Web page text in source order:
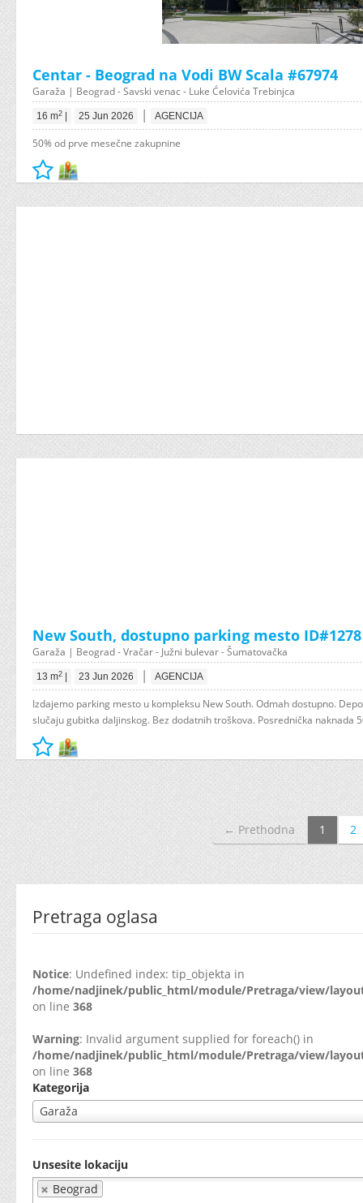
Centar - Beograd na Vodi BW Scala #67974
Garaža | Beograd - Savski venac - Luke Ćelovića Trebinjca
16 m2 25 Jun 2026 | AGENCIJA
50% od prve mesečne zakupnine
New South, dostupno parking mesto ID#1278
Garaža | Beograd - Vračar - Južni bulevar - Šumatovačka
13 m2 23 Jun 2026 | AGENCIJA
Izdajemo parking mesto u kompleksu New South. Odmah dostupno.
slučaju gubitka daljinskog. Bez dodatnih troškova. Posrednička naknada
← Prethodna 1 2
Pretraga oglasa
Notice: Undefined index: tip_objekta in
/home/nadjinek/public_html/module/Pretraga/view/
on line 368
Warning: Invalid argument supplied for foreach() in
/home/nadjinek/public_html/module/Pretraga/view/
on line 368
Kategorija
Garaža
Unsesite lokaciju
Beograd